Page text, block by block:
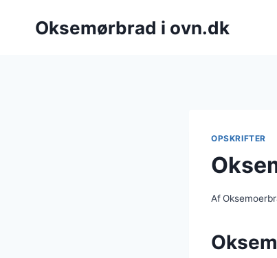
Oksemørbrad i ovn.dk
OPSKRIFTER
Af